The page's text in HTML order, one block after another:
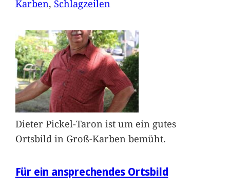
Karben, Schlagzeilen
Dieter Pickel-Taron ist um ein gutes
Ortsbild in Groß-Karben bemüht.
Für ein ansprechendes Ortsbild